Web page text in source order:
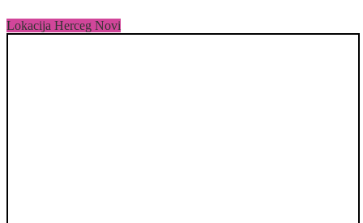
Lokacija Herceg Novi